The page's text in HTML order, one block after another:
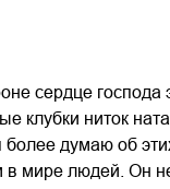
сердце
клубки ниток
думаю об
мире людей. Он